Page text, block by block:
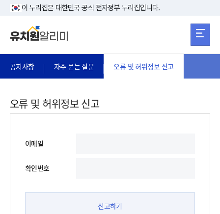
본문 바로가기
이 누리집은 대한민국 공식 전자정부 누리집입니다.
공지사항 자주 묻는 질문 오류 및 허위정보 신고
오류 및 허위정보 신고
이메일
확인번호
신고하기